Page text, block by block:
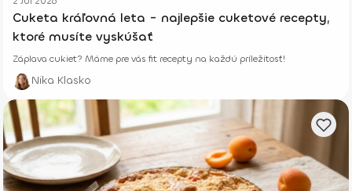
Cuketa kráľovná leta - najlepšie cuketové recepty,
ktoré musíte vyskúšať
Záplava cukiet? Máme pre vás fit recepty na každú príležitosť!
Nika Klasko